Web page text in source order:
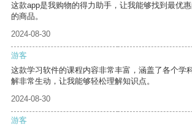
这款app是我购物的得力助手，让我能够找到最优
的商品。
2024-08-30
游客
这款学习软件的课程内容非常丰富，涵盖了各个学
解非常生动，让我能够轻松理解知识点。
2024-08-30
游客